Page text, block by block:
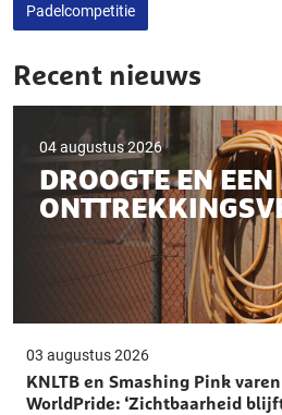
Padelcompetitie
Recent nieuws
04 augustus 2026
DROOGTE EN
03 augustus 2026
KNLTB en Smashing Pink
WorldPride: ‘Zichtbaarheid